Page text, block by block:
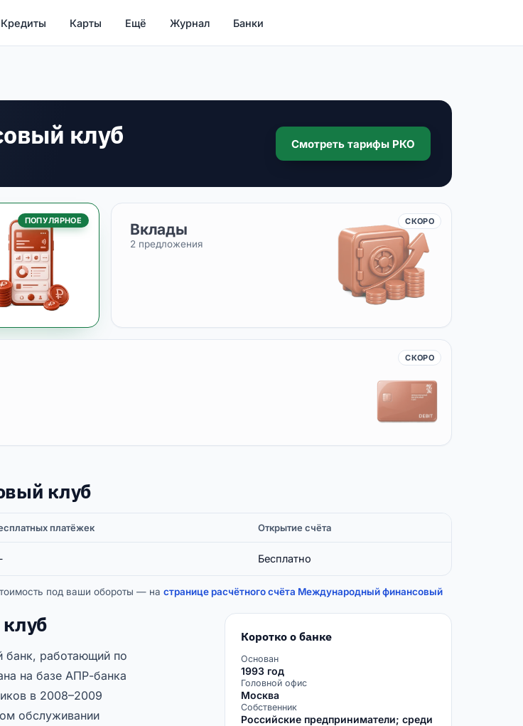
Кредиты Карты Ещё Журнал Банки
клуб Смотреть тарифы РКО
ПОПУЛЯРНОЕ Вклады
2 предложения
СКОРО
СКОРО
клуб
платёжек Открытие счёта
Бесплатно
под ваши обороты — на странице расчётного счёта Международный финансовый
работающий по
на базе АПР-банка
в 2008–2009
обслуживании
Коротко о банке
Основан
1993 год
Головной офис
Москва
Собственник
Российские предприниматели; среди